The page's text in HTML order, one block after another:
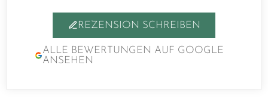
REZENSION SCHREIBEN
ALLE BEWERTUNGEN AUF GOOGLE
ANSEHEN